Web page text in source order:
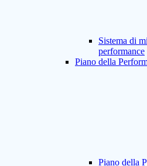
Sistema di
performance
Piano della
Piano della